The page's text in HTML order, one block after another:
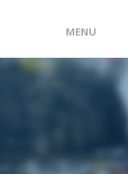
MENU
ENG / 中文